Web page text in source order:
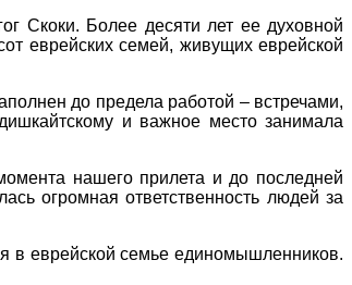
Скоки. Более десяти лет ее духовной
еврейских семей, живущих еврейской
до предела работой – встречами,
и важное место занимала
нашего прилета и до последней
огромная ответственность людей за
в еврейской семье единомышленников.